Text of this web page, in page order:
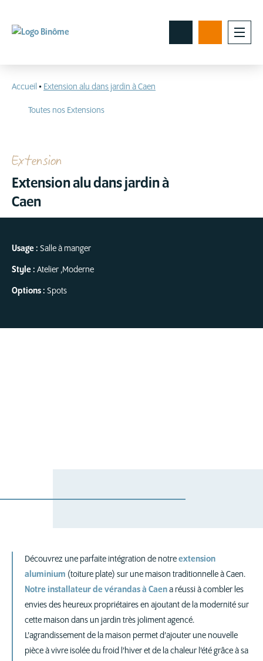
Accueil • Extension alu dans jardin à Caen
Toutes nos Extensions
Extension
Extension alu dans jardin à
Caen
Usage : Salle à manger
Style : Atelier ,Moderne
Options : Spots
Découvrez une parfaite intégration de notreextension
aluminium (toiture plate) sur une maison traditionnelle à Caen.
Notre installateur de vérandas à Caena réussi à combler les
envies des heureux propriétaires en ajoutant de la modernité sur
cette maison dans un jardin très joliment agencé.
L’agrandissement de la maison permet d’ajouter une nouvelle
pièce à vivre isolée du froid l’hiver et de la chaleur l’été grâce à sa